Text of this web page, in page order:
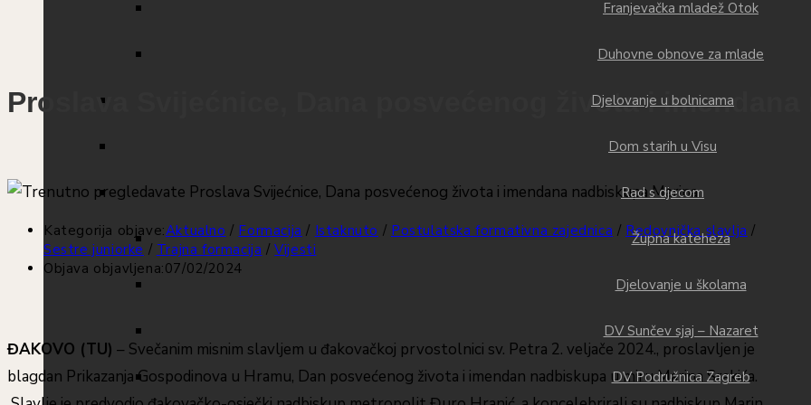
Franjevačka mladež Otok
Duhovne obnove za mlade
Djelovanje u bolnicama
Dom starih u Visu
Rad s djecom
Župna kateheza
Djelovanje u školama
DV Sunčev sjaj – Nazaret
DV Podružnica Zagreb
Proslava Svijećnice, Dana posvećenog života i imendana
Kategorija objave:Aktualno / Formacija / Istaknuto / Postulatska formativna zajednica / Redovnička slavlja /
Sestre juniorke / Trajna formacija / Vijesti
Objava objavljena:07/02/2024
ĐAKOVO (TU) – Svečanim misnim slavljem u đakovačkoj prvostolnici sv. Petra 2. veljače 2024., proslavljen je
blagdan Prikazanja Gospodinova u Hramu, Dan posvećenog života i imendan nadbiskupa u miru Marina Srakića.